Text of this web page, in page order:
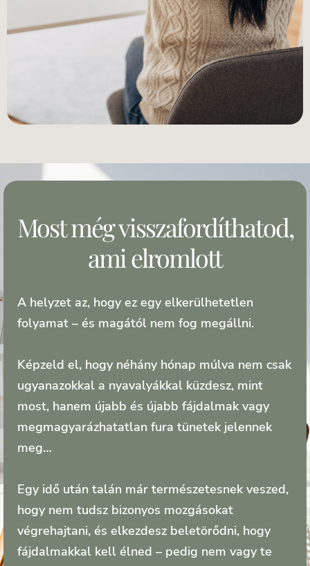
Most még visszafordíthatod,
ami elromlott
A helyzet az, hogy ez egy elkerülhetetlen
folyamat – és magától nem fog megállni.
Képzeld el, hogy néhány hónap múlva nem csak
ugyanazokkal a nyavalyákkal küzdesz, mint
most, hanem újabb és újabb fájdalmak vagy
megmagyarázhatatlan fura tünetek jelennek
meg…
Egy idő után talán már természetesnek veszed,
hogy nem tudsz bizonyos mozgásokat
végrehajtani, és elkezdesz beletörődni, hogy
fájdalmakkal kell élned – pedig nem vagy te